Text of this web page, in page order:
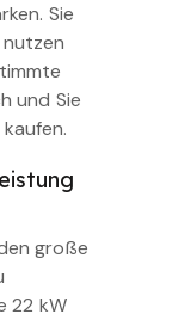
Sie
nutzen
und Sie
große
22 kW